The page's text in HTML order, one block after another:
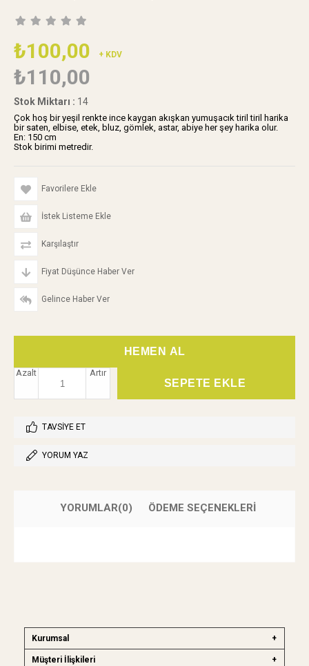
₺100,00 + KDV
₺110,00
Stok Miktarı : 14
Çok hoş bir yeşil renkte ince kaygan akışkan yumuşacık tiril tiril harika
bir saten, elbise, etek, bluz, gömlek, astar, abiye her şey harika olur.
En: 150 cm
Stok birimi metredir.
Favorilere Ekle
İstek Listeme Ekle
Karşılaştır
Fiyat Düşünce Haber Ver
Gelince Haber Ver
Artır
Azalt
TAVSIYE ET
YORUM YAZ
YORUMLAR(0) ÖDEME SEÇENEKLERI
Kurumsal
Müşteri İlişkileri